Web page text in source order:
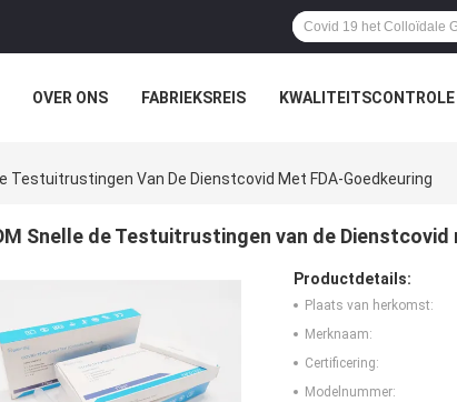
OVER ONS FABRIEKSREIS KWALITEITSCONTROLE
Testuitrustingen Van De Dienstcovid Met FDA-Goedkeuring
Snelle de Testuitrustingen van de
Productdetails:
Plaats van herkomst:
Merknaam:
Certificering:
Modelnummer: